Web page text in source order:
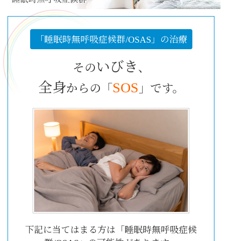
「睡眠時無呼吸症候群/OSAS」の治療
そのいびき 、
全身からの「 SOS 」です。
下記に当てはまる方は「睡眠時無呼吸症候